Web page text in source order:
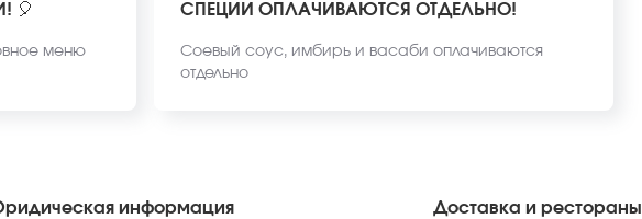
🎈
меню
СПЕЦИИ ОПЛАЧИВАЮТСЯ ОТДЕЛЬНО!
Соевый соус, имбирь и васаби оплачиваются
отдельно
информация Доставка и рестораны